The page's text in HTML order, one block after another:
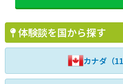
体験談を国から探す
カナダ（